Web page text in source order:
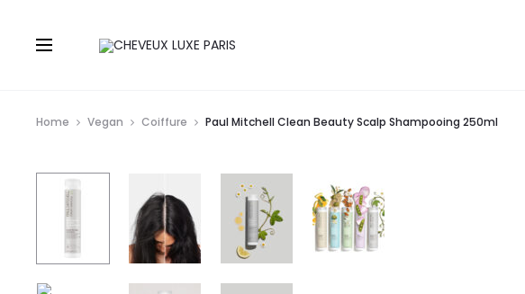
Home Vegan Coiffure Paul Mitchell Clean Beauty Scalp Shampooing 250ml